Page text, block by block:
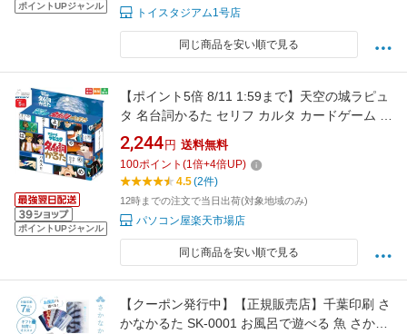
ポイントUPジャンル
トイスタジアム1号店
同じ商品を安い順で見る
ポイントUPジャンル
【ポイント5倍 8/11 1:59まで】天空の城ラピュ
タ 名台詞かるた セリフ カルタ カードゲーム キ
ャラクターグッズ 送料無料 スタジオジブリ
STUDIO GHIBLI エンスカイ 劇中のあの名台詞
を読み札にしたカルタ 宮崎駿 karuta 田中真弓
滅びの言葉 バルス
2,244 円 送料無料
100ポイント (1倍+4倍UP)
4.5(2件)
12時までの注文で当日出荷(対象地域のみ)
パソコン屋楽天市場店
同じ商品を安い順で見る
【クーポン発行中】【正規販売店】千葉印刷 さ
かなかるた SK-0001 お風呂で遊べる 魚 さかな